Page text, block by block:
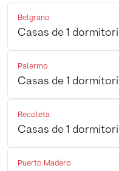
Belgrano
Casas de 1
Palermo
Casas de 1
Recoleta
Casas de 1
Puerto Madero